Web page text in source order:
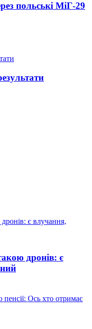
польські МіГ-29
дронів: є